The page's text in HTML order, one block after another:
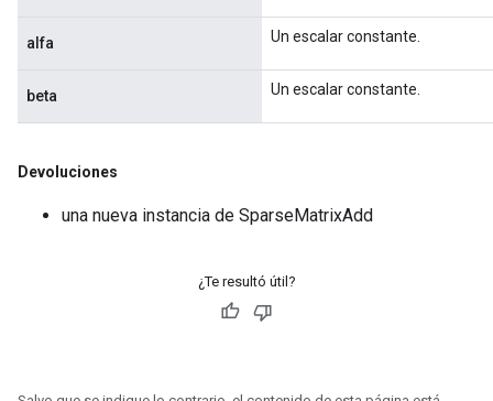
alfa Un escalar constante.
beta Un escalar constante.
Devoluciones
una nueva instancia de SparseMatrixAdd
¿Te resultó útil?